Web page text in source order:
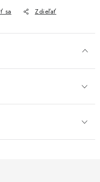
sa Zdieľať